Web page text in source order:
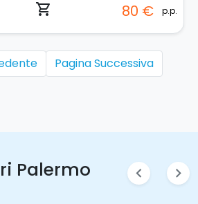
shopping_cart 80 € p.p.
Pagina Successiva
Palermo chevron_left chevron_right